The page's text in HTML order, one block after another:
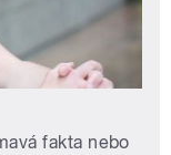
fakta nebo